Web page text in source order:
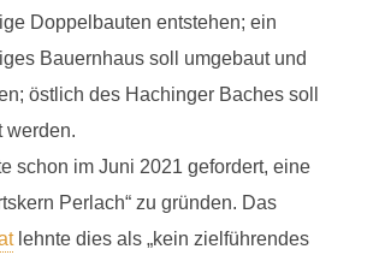
Doppelbauten entstehen; ein
Bauernhaus soll umgebaut und
östlich des Hachinger Baches soll
werden.
schon im Juni 2021 gefordert, eine
Perlach“ zu gründen. Das
lehnte dies als „kein zielführendes